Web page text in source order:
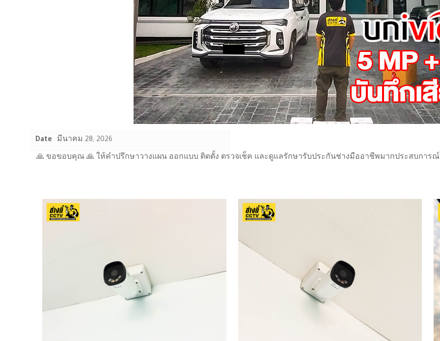
Date มีนาคม 28, 2026
🙏 ขอขอบคุณ 🙏 ให้คำปรึกษาวางแผน ออกแบบ ติดตั้ง ตรวจเช็ค และดูแลรักษารับประกันช่างมืออาชีพมากประสบการณ์